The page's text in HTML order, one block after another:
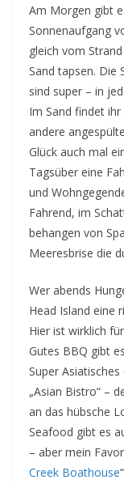
Am Morgen gibt
Sonnenaufgang
gleich vom
Sand tapsen. Die
sind super – in
Im Sand findet
andere
Glück auch mal
Tagsüber eine
und
Fahrend, im
behangen von
Meeresbrise die
Wer abends
Head Island eine
Hier ist wirklich
Gutes BBQ gibt
Super
„Asian Bistro“ –
an das hübsche
Seafood gibt es
– aber mein
Creek Boathouse